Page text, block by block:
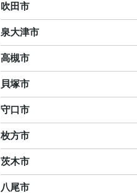
吹田市
泉大津市
高槻市
貝塚市
守口市
枚方市
茨木市
八尾市